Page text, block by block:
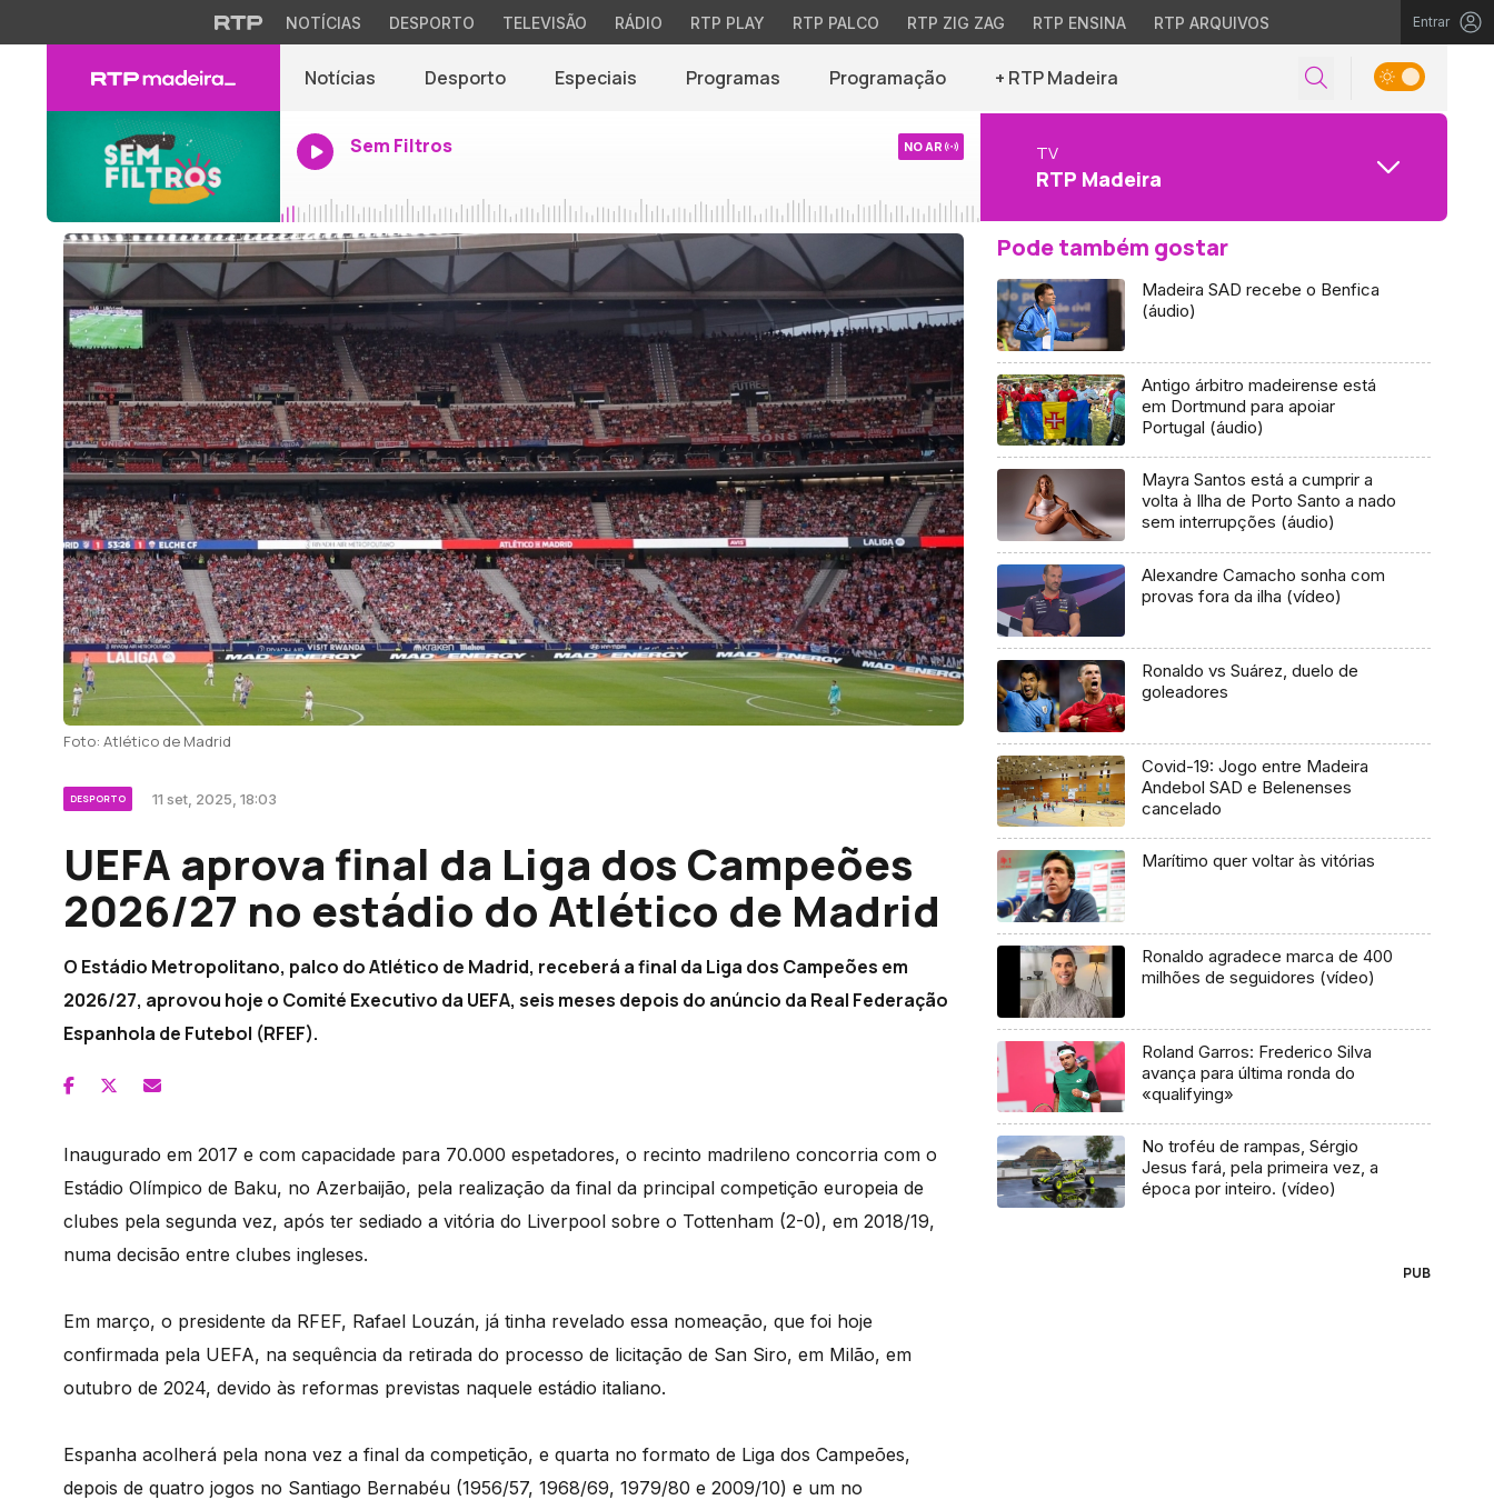
NOTÍCIAS DESPORTO TELEVISÃO RÁDIO RTP PLAY RTP PALCO RTP ZIG ZAG RTP ENSINA RTP ARQUIVOS Entrar
Notícias Desporto Especiais Programas Programação + RTP Madeira
Sem Filtros NO AR TV
RTP Madeira
Foto: Atlético de Madrid
DESPORTO 11 set, 2025, 18:03
UEFA aprova final da Liga dos Campeões
2026/27 no estádio do Atlético de Madrid
O Estádio Metropolitano, palco do Atlético de Madrid, receberá a final da Liga dos Campeões em
2026/27, aprovou hoje o Comité Executivo da UEFA, seis meses depois do anúncio da Real Federação
Espanhola de Futebol (RFEF).
Inaugurado em 2017 e com capacidade para 70.000 espetadores, o recinto madrileno concorria com o
Estádio Olímpico de Baku, no Azerbaijão, pela realização da final da principal competição europeia de
clubes pela segunda vez, após ter sediado a vitória do Liverpool sobre o Tottenham (2-0), em 2018/19,
numa decisão entre clubes ingleses.
Em março, o presidente da RFEF, Rafael Louzán, já tinha revelado essa nomeação, que foi hoje
confirmada pela UEFA, na sequência da retirada do processo de licitação de San Siro, em Milão, em
outubro de 2024, devido às reformas previstas naquele estádio italiano.
Espanha acolherá pela nona vez a final da competição, e quarta no formato de Liga dos Campeões,
depois de quatro jogos no Santiago Bernabéu (1956/57, 1968/69, 1979/80 e 2009/10) e um no
Pode também gostar
Madeira SAD recebe o Benfica
(áudio)
Antigo árbitro madeirense está
em Dortmund para apoiar
Portugal (áudio)
Mayra Santos está a cumprir a
volta à Ilha de Porto Santo a nado
sem interrupções (áudio)
Alexandre Camacho sonha com
provas fora da ilha (vídeo)
Ronaldo vs Suárez, duelo de
goleadores
Covid-19: Jogo entre Madeira
Andebol SAD e Belenenses
cancelado
Marítimo quer voltar às vitórias
Ronaldo agradece marca de 400
milhões de seguidores (vídeo)
Roland Garros: Frederico Silva
avança para última ronda do
«qualifying»
No troféu de rampas, Sérgio
Jesus fará, pela primeira vez, a
época por inteiro. (vídeo)
PUB